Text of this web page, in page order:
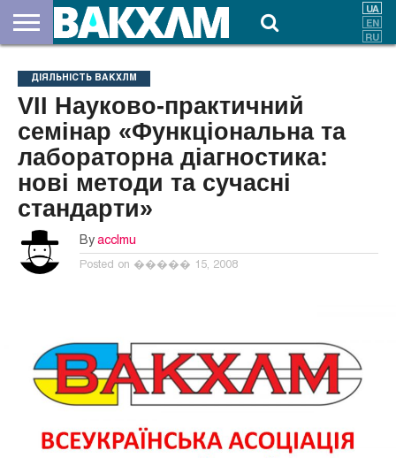
НАС
ВНЕСКИ
ДОКУМЕНТИ
НОВИНИ
КОНТАКТИ
ДІЯЛЬНІСТЬ ВАКХЛМ
VІІ Науково-практичний
семінар «Функціональна та
лабораторна діагностика:
нові методи та сучасні
стандарти»
By acclmu
Posted on ����� 15, 2008